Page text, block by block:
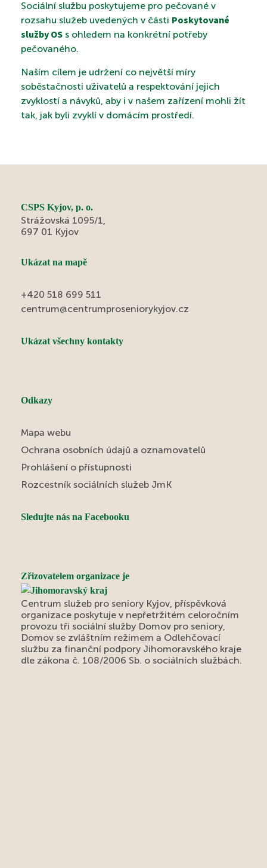
Sociální službu poskytujeme pro pečované v
rozsahu služeb uvedených v části Poskytované
služby OS s ohledem na konkrétní potřeby
pečovaného.
Naším cílem je udržení co největší míry
soběstačnosti uživatelů a respektování jejich
zvyklostí a návyků, aby i v našem zařízení mohli žít
tak, jak byli zvyklí v domácím prostředí.
CSPS Kyjov, p. o.
Strážovská 1095/1,
697 01 Kyjov
Ukázat na mapě
+420 518 699 511
centrum@centrumproseniorykyjov.cz
Ukázat všechny kontakty
Odkazy
Mapa webu
Ochrana osobních údajů a oznamovatelů
Prohlášení o přístupnosti
Rozcestník sociálních služeb JmK
Sledujte nás na Facebooku
Zřizovatelem organizace je
Centrum služeb pro seniory Kyjov, příspěvková
organizace poskytuje v nepřetržitém celoročním
provozu tři sociální služby Domov pro seniory,
Domov se zvláštním režimem a Odlehčovací
službu za finanční podpory Jihomoravského kraje
dle zákona č. 108/2006 Sb. o sociálních službách.